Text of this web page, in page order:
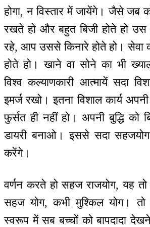
होगा, न विस्तार में जायेंगे। जैसे जब
रखते हो और बहुत बिजी होते हो
रहे, आप उससे किनारे होते हो। सेवा
होते हो। खाने वा सोने का भी
विश्व कल्याणकारी आत्मायें सदा
इमर्ज रखो। इतना विशाल कार्य
फुर्सत ही नहीं हो। अपनी बुद्धि को
डायरी बनाओ। इससे सदा
करेंगे।
वर्णन करते हो सहज राजयोग, यह
सहज योग, कभी मुश्किल योग।
स्वरूप में सब बच्चों को बापदादा